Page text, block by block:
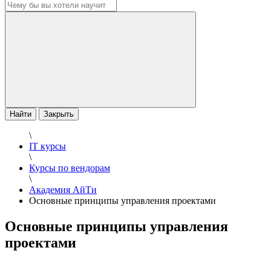
Найти Закрыть
\
IT курсы
\
Курсы по вендорам
\
Академия АйТи
Основные принципы управления проектами
Основные принципы управления
проектами